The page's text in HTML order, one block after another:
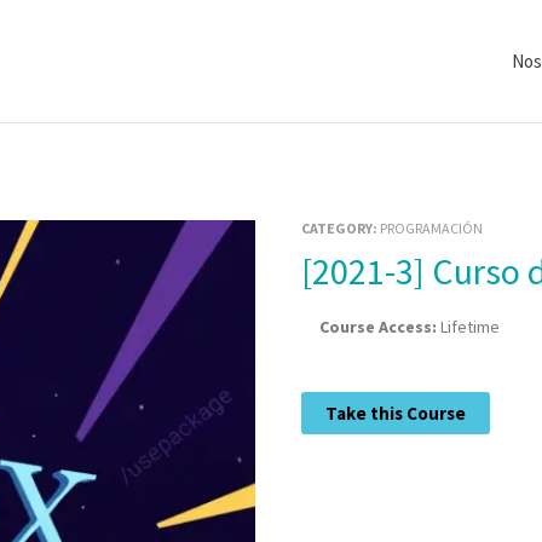
CATEGORY: PROGRAMACIÓN
[2021-3]
Course Access:Lifetime
Take this Course